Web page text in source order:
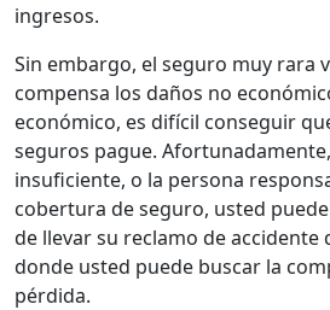
ingresos.
Sin embargo, el seguro muy rara
compensa los daños no
económico, es difícil conseguir
seguros pague.
insuficiente, o la persona
cobertura de seguro, usted
de llevar su reclamo de accidente
donde usted puede buscar la
pérdida.